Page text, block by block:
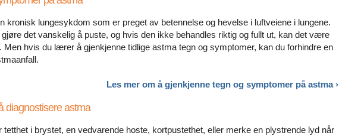
kronisk lungesykdom som er preget av betennelse og hevelse i luftveiene i lungene.
det vanskelig å puste, og hvis den ikke behandles riktig og fullt ut, kan det være
Men hvis du lærer å gjenkjenne tidlige astma tegn og symptomer, kan du forhindre en
Les mer om å gjenkjenne tegn og symptomer påastma ›
diagnostisere astma
tetthet i brystet, en vedvarende hoste, kortpustethet, eller merke en plystrende lyd når